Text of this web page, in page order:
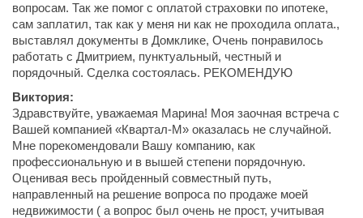
вопросам. Так же помог с оплатой страховки по ипотеке,
сам заплатил, так как у меня ни как не проходила оплата.,
выставлял документы в Домклике, Очень понравилось
работать с Дмитрием, пунктуальный, честный и
порядочный. Сделка состоялась. РЕКОМЕНДУЮ
Виктория:
Здравствуйте, уважаемая Марина! Моя заочная встреча с
Вашей компанией «Квартал-М» оказалась не случайной.
Мне порекомендовали Вашу компанию, как
профессиональную и в вышей степени порядочную.
Оценивая весь пройденный совместный путь,
направленный на решение вопроса по продаже моей
недвижимости ( а вопрос был очень не прост, учитывая